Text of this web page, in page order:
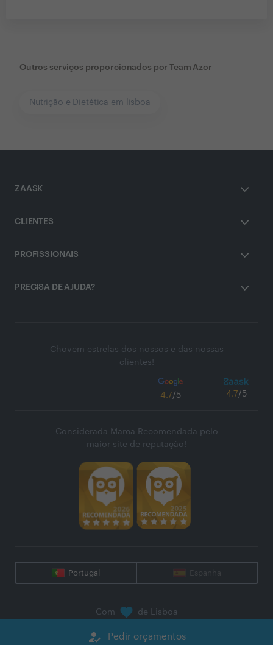
how_to_reg Pedir orçamentos
Outros serviços proporcionados por Team Azor
Nutrição e Dietética em lisboa
ZAASK
CLIENTES
PROFISSIONAIS
PRECISA DE AJUDA?
Chovem estrelas dos nossos e das nossas
clientes!
4.7/5 4.7/5
Considerada Marca Recomendada pelo
maior site de reputação!
Portugal Espanha
Com de Lisboa
Zaask - Plataforma Digital, S.A.